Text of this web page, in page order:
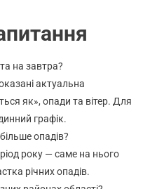
на завтра?
актуальна
як», опади та вітер. Для
графік.
опадів?
року — саме на нього
річних опадів.